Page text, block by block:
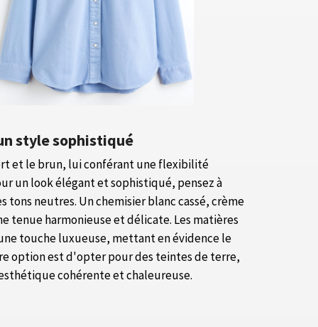
style sophistiqué
et le brun, lui conférant une flexibilité
un look élégant et sophistiqué, pensez à
tons neutres. Un chemisier blanc cassé, crème
tenue harmonieuse et délicate. Les matières
touche luxueuse, mettant en évidence le
option est d'opter pour des teintes de terre,
cohérente et chaleureuse.